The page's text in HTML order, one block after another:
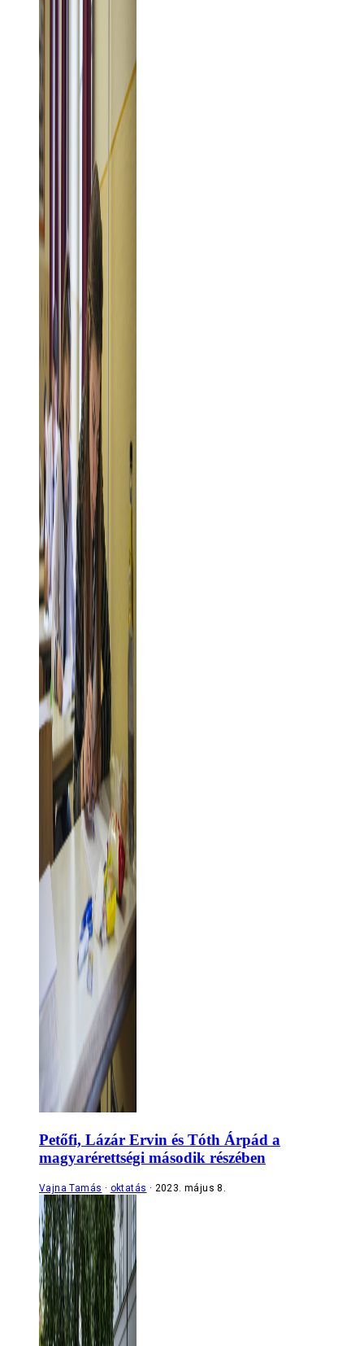
Petőfi, Lázár Ervin és Tóth Árpád a
magyarérettségi második részében
Vajna Tamás oktatás 2023. május 8.